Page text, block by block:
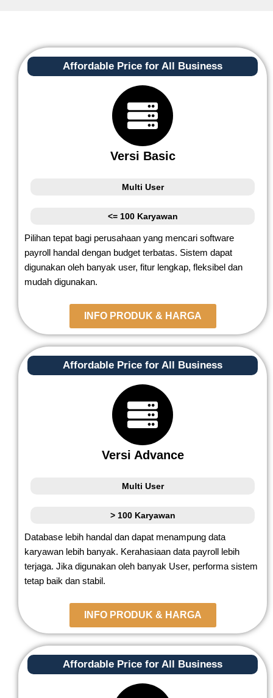
Affordable Price for All Business
Versi Basic
Multi User
<= 100 Karyawan
Pilihan tepat bagi perusahaan yang mencari software
payroll handal dengan budget terbatas. Sistem dapat
digunakan oleh banyak user, fitur lengkap, fleksibel dan
mudah digunakan.
INFO PRODUK & HARGA
Affordable Price for All Business
Versi Advance
Multi User
> 100 Karyawan
Database lebih handal dan dapat menampung data
karyawan lebih banyak. Kerahasiaan data payroll lebih
terjaga. Jika digunakan oleh banyak User, performa sistem
tetap baik dan stabil.
INFO PRODUK & HARGA
Affordable Price for All Business